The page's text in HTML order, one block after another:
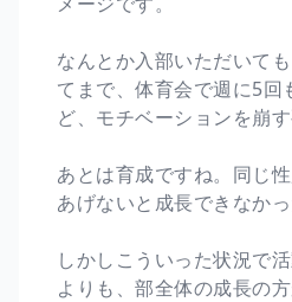
なんとか入部いただいて
てまで、体育会で週に5
ど、モチベーションを崩
あとは育成ですね。同じ
あげないと成長できなかっ
しかしこういった状況で
よりも、部全体の成長の